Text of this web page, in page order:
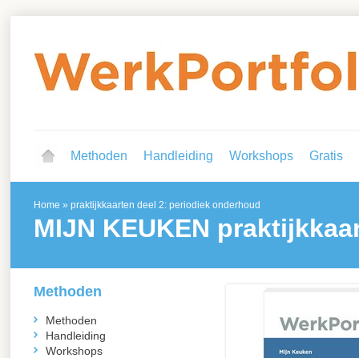
Methoden Handleiding Workshops Gratis
Home » praktijkkaarten deel 2: periodiek onderhoud
MIJN KEUKEN
Methoden
Methoden
Handleiding
Workshops